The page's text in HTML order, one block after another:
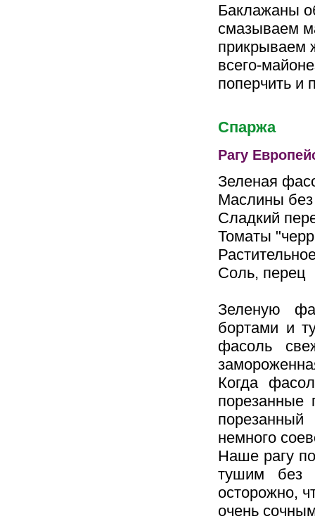
Баклажаны
смазываем
прикрываем
всего-
поперчить и
Спаржа
Рагу
Зеленая
Маслины без
Сладкий
Томаты
Соль, перец
Зеленую
бортами и
фасоль
Когда
порезанные
немного
Наше рагу
тушим без
осторожно,
очень